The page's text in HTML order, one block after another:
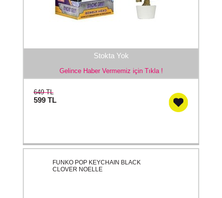
Stokta Yok
Gelince Haber Vermemiz için Tıkla !
649 TL
599 TL
FUNKO POP KEYCHAIN BLACK
CLOVER NOELLE